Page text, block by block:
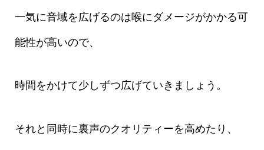
一気に音域を広げるのは喉にダメージがかかる可
能性が高いので、
時間をかけて少しずつ広げていきましょう。
それと同時に裏声のクオリティーを高めたり、